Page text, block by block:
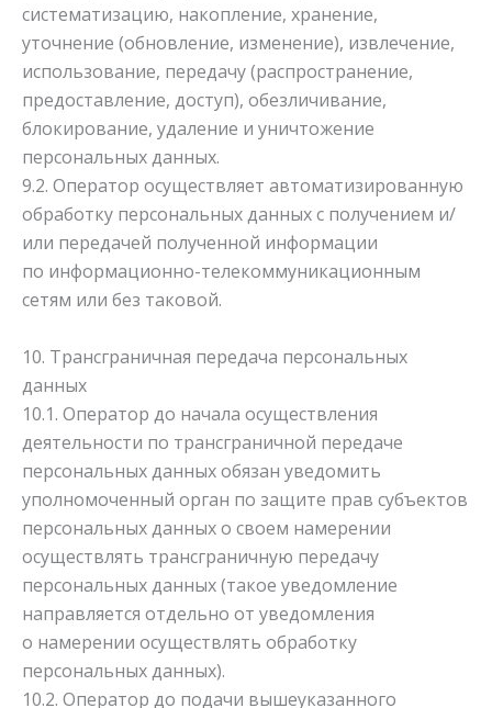
систематизацию, накопление, хранение,
уточнение (обновление, изменение), извлечение,
использование, передачу (распространение,
предоставление, доступ), обезличивание,
блокирование, удаление и уничтожение
персональных данных.
9.2. Оператор осуществляет автоматизированную
обработку персональных данных с получением и/
или передачей полученной информации
по информационно-телекоммуникационным
сетям или без таковой.
10. Трансграничная передача персональных
данных
10.1. Оператор до начала осуществления
деятельности по трансграничной передаче
персональных данных обязан уведомить
уполномоченный орган по защите прав субъектов
персональных данных о своем намерении
осуществлять трансграничную передачу
персональных данных (такое уведомление
направляется отдельно от уведомления
о намерении осуществлять обработку
персональных данных).
10.2. Оператор до подачи вышеуказанного